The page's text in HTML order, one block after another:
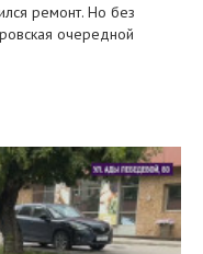
ремонт. Но без
очередной